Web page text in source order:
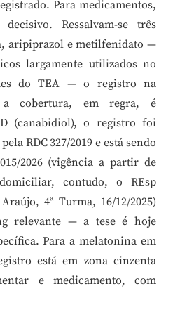
Para medicamentos,
Ressalvam-se três
aripiprazol e metilfenidato —
largamente utilizados no
do TEA — o registro na
cobertura, em regra, é
(canabidiol), o registro foi
RDC 327/2019 e está sendo
2026 (vigência a partir de
contudo, o REsp
4ª Turma, 16/12/2025)
relevante — a tese é hoje
Para a melatonina em
está em zona cinzenta
e medicamento, com